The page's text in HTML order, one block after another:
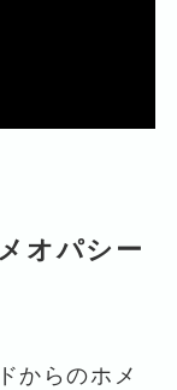
オパシー
からのホメ